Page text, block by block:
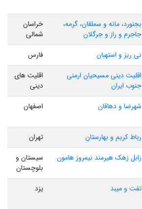
بجنورد، مانه و سملقان، گرمه،
جاجرم و راز و جرگلان
خراسان
شمالی
نی ریز و استهبان
فارس
اقلیت دینی مسیحیان ارمنی
جنوب ایران
اقلیت های
دینی
شهرضا و دهاقان اصفهان
رباط کریم و بهارستان
تهران
زابل زهک هیرمند نیمروز هامون
سیستان و
بلوچستان
تفت و میبد یزد